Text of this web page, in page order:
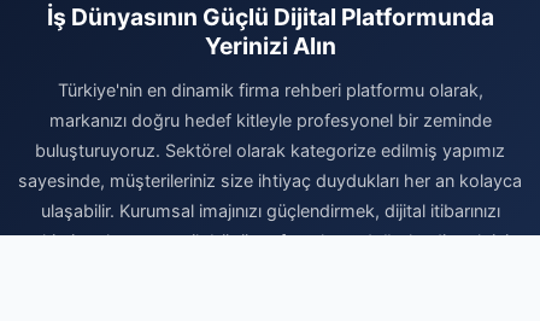
İş Dünyasının Güçlü Dijital Platformunda
Yerinizi Alın
Türkiye'nin en dinamik firma rehberi platformu olarak,
markanızı doğru hedef kitleyle profesyonel bir zeminde
buluşturuyoruz. Sektörel olarak kategorize edilmiş yapımız
sayesinde, müşterileriniz size ihtiyaç duydukları her an kolayca
ulaşabilir. Kurumsal imajınızı güçlendirmek, dijital itibarınızı
pekiştirmek ve organik büyüme fırsatlarını değerlendirmek için